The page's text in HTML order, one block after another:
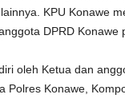
KPU Konawe
DPRD Konawe
oleh Ketua dan
Polres Konawe,